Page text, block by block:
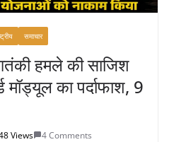
समाचार
हमले की साजिश
मॉड्यूल का पर्दाफाश, 9
Views
4 Comments